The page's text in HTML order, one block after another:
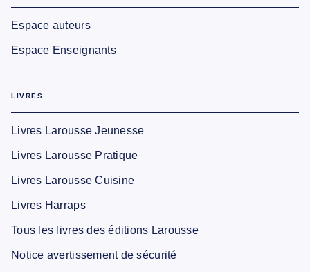
Espace auteurs
Espace Enseignants
LIVRES
Livres Larousse Jeunesse
Livres Larousse Pratique
Livres Larousse Cuisine
Livres Harraps
Tous les livres des éditions Larousse
Notice avertissement de sécurité